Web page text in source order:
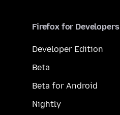
Firefox for Developers
Developer Edition
Beta
Beta for Android
Nightly